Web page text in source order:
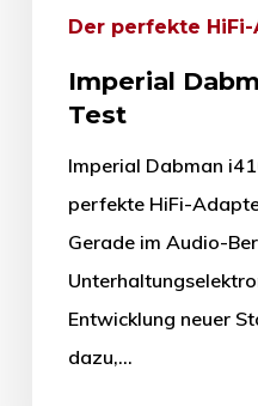
Der perfekte
Imperial
Test
Imperial Dabman
perfekte HiFi-
Gerade im Audio-
Entwicklung neuer
dazu,…